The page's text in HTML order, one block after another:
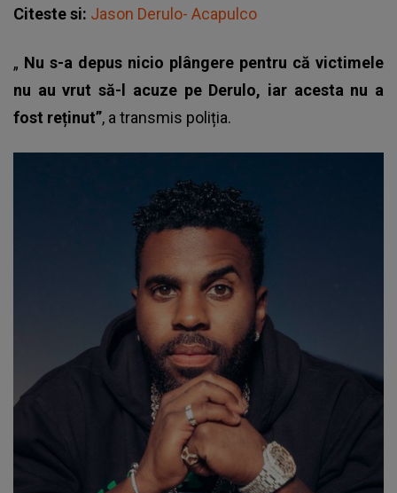
Citeste si: Jason Derulo- Acapulco
„ Nu s-a depus nicio plângere pentru că victimele
nu au vrut să-l acuze pe Derulo, iar acesta nu a
fost reținut”, a transmis poliția.